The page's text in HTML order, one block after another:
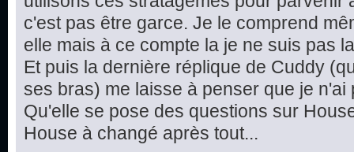
c'est pas être garce. Je le comprend
elle mais à ce compte la je ne suis pas
Et puis la dernière réplique de Cuddy
ses bras) me laisse à penser que je n'ai
Qu'elle se pose des questions sur
House à changé après tout...